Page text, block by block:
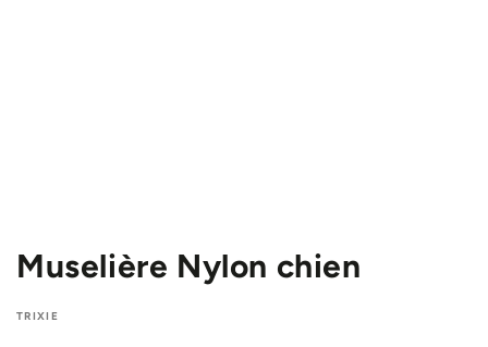
Muselière Nylon chien
TRIXIE